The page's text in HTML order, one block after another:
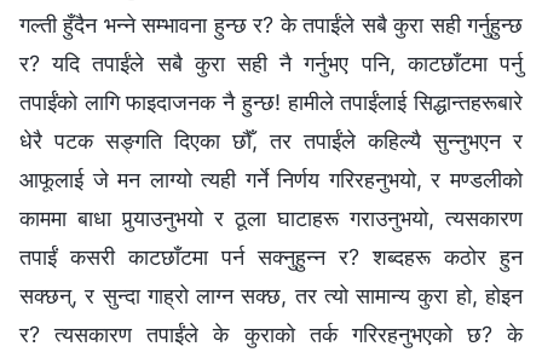
गल्ती हुँदैन भन्‍ने सम्‍भावना हुन्छ र? के तपाईंले सबै कुरा सही गर्नुहुन्छ
र? यदि तपाईंले सबै कुरा सही नै गर्नुभए पनि, काटछाँटमा पर्नु
तपाईंको लागि फाइदाजनक नै हुन्छ! हामीले तपाईंलाई सिद्धान्तहरूबारे
धेरै पटक सङ्गति दिएका छौँ, तर तपाईंले कहिल्यै सुन्‍नुभएन र
आफूलाई जे मन लाग्यो त्यही गर्ने निर्णय गरिरहनुभयो, र मण्डलीको
काममा बाधा पुर्‍याउनुभयो र ठूला घाटाहरू गराउनुभयो, त्यसकारण
तपाईं कसरी काटछाँटमा पर्न सक्‍नुहुन्‍न र? शब्‍दहरू कठोर हुन
सक्छन्, र सुन्दा गाह्रो लाग्‍न सक्छ, तर त्यो सामान्य कुरा हो, होइन
र? त्यसकारण तपाईंले के कुराको तर्क गरिरहनुभएको छ? के